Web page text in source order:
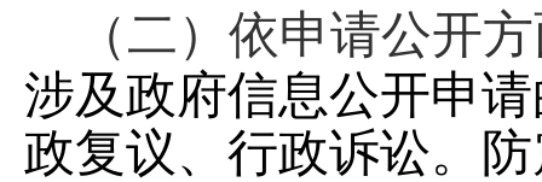
（二）依申请公开
涉及政府信息公开申
政复议、行政诉讼。